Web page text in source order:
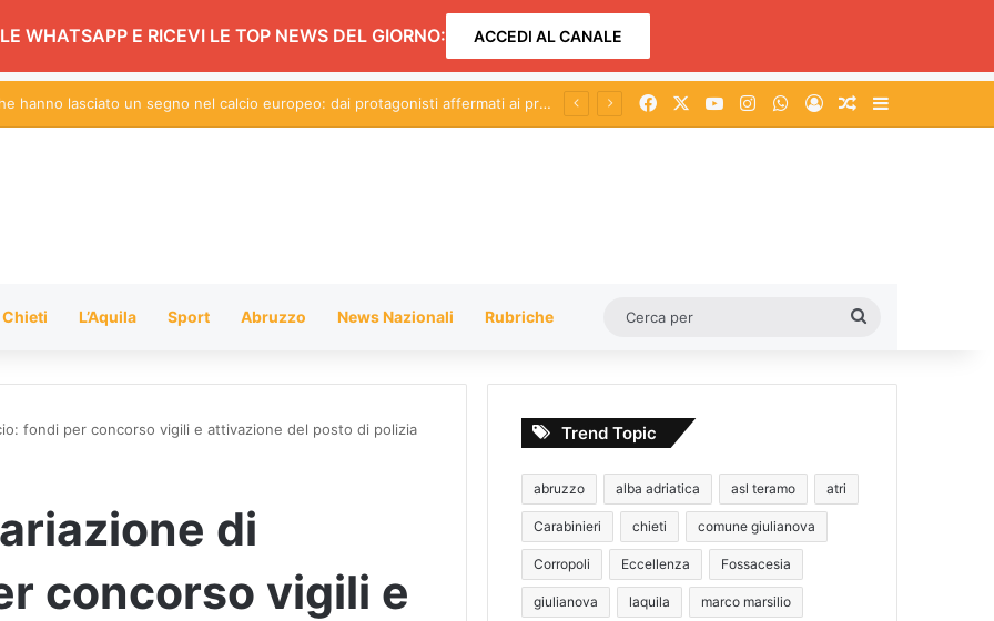
WHATSAPP E RICEVI LE TOP NEWS DEL GIORNO: ACCEDI AL CANALE
di risorse a Teramo per manutenzioni e videosorveglianza Facebook You TubeInstagramWhatsApp
AccediUn articolo a
Chieti L’Aquila Sport Abruzzo News Nazionali Rubriche
fondi per concorso vigili e attivazione del posto di polizia
di
concorso vigili e
Trend Topic
abruzzo alba adriatica asl teramo atri
Carabinieri chieti comune giulianova
Corropoli Eccellenza Fossacesia
giulianova laquila marco marsilio